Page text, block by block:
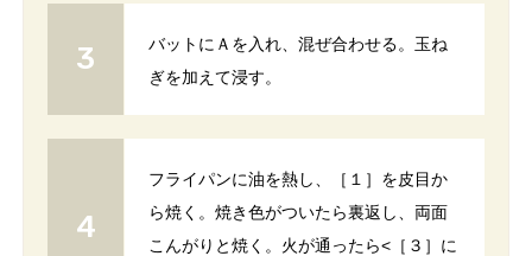
バットにＡを入れ、混ぜ合わせる。玉ね
ぎを加えて浸す。
フライパンに油を熱し、［１］を皮目か
ら焼く。焼き色がついたら裏返し、両面
こんがりと焼く。火が通ったら<［３］に